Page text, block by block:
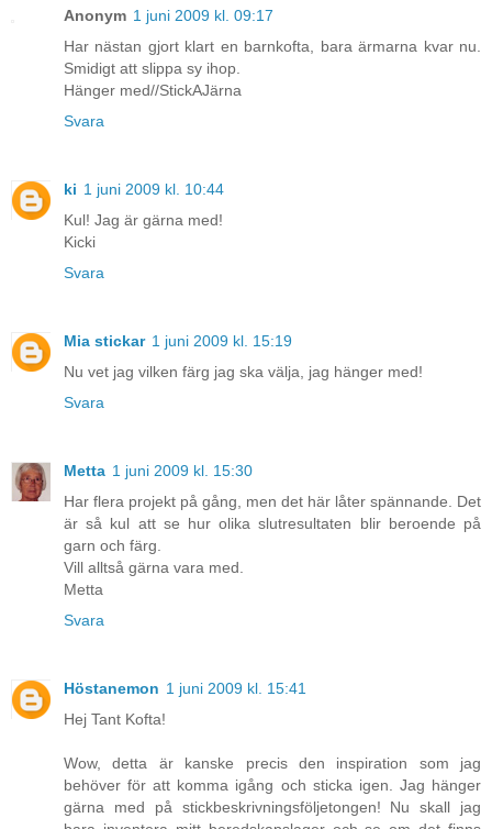
Anonym 1 juni 2009 kl. 09:17
Har nästan gjort klart en barnkofta, bara ärmarna kvar nu.
Smidigt att slippa sy ihop.
Hänger med//StickAJärna
Svara
ki 1 juni 2009 kl. 10:44
Kul! Jag är gärna med!
Kicki
Svara
Mia stickar 1 juni 2009 kl. 15:19
Nu vet jag vilken färg jag ska välja, jag hänger med!
Svara
Metta 1 juni 2009 kl. 15:30
Har flera projekt på gång, men det här låter spännande. Det
är så kul att se hur olika slutresultaten blir beroende på
garn och färg.
Vill alltså gärna vara med.
Metta
Svara
Höstanemon 1 juni 2009 kl. 15:41
Hej Tant Kofta!
Wow, detta är kanske precis den inspiration som jag
behöver för att komma igång och sticka igen. Jag hänger
gärna med på stickbeskrivningsföljetongen! Nu skall jag